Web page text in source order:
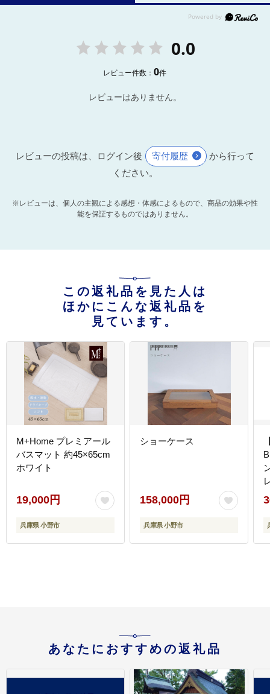
0.0
レビュー件数：0件
レビューはありません。
レビューの投稿は、ログイン後 寄付履歴
から行って
ください。
※レビューは、個人の主観による感想・体感によるもので、商品の効果や性
能を保証するものではありません。
この返礼品を見た人は
ほかにこんな返礼品を
見ています。
M+Home プレミアール
バスマット 約45×65cm
ホワイト
19,000円
兵庫県 小野市
ショーケース
158,000円
兵庫県 小野市
あなたにおすすめの返礼品